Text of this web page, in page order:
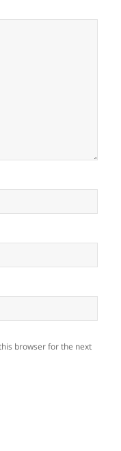
browser for the next